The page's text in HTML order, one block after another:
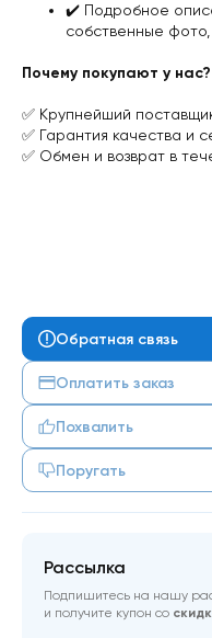
✔️ Подробное
собственные
Почему покупают у нас?
✅ Крупнейший
✅ Гарантия качества и
✅ Обмен и возврат в
Обратная связь
Оплатить заказ
Похвалить
Поругать
Рассылка
Подпишитесь на нашу
и получите купон со